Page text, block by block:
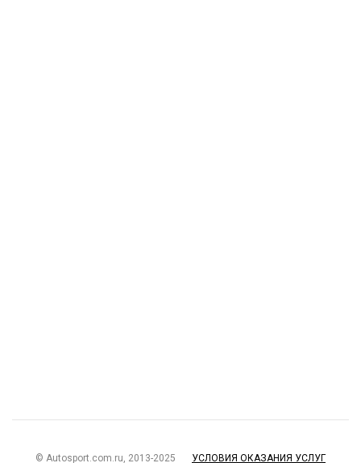
© Autosport.com.ru, 2013-2025 УСЛОВИЯ ОКАЗАНИЯ УСЛУГ